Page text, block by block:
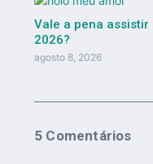
Vale a pena assistir
2026?
agosto 8, 2026
5 Comentários